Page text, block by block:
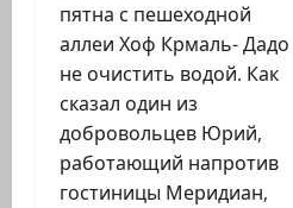
пятна с пешеходной
аллеи Хоф Крмаль- Дадо
не очистить водой. Как
сказал один из
добровольцев Юрий,
работающий напротив
гостиницы Меридиан,